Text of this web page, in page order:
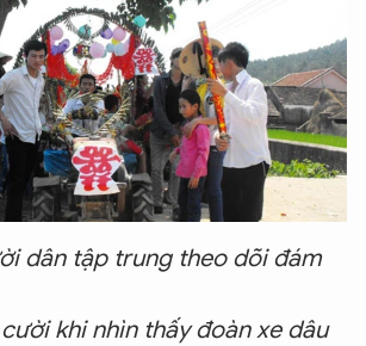
dân tập trung theo dõi đám
khi nhìn thấy đoàn xe dâu